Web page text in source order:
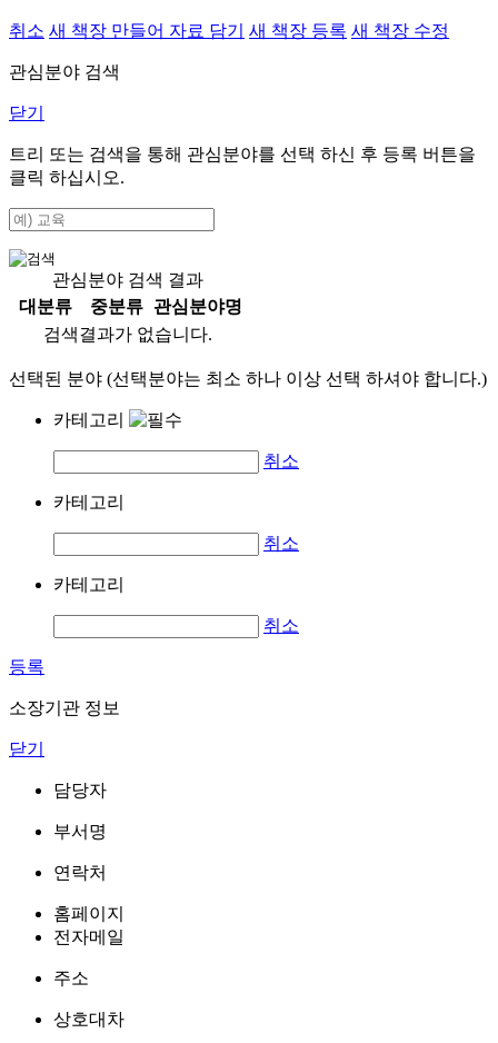
취소 새 책장 만들어 자료 담기 새 책장 등록 새 책장 수정
관심분야 검색
닫기
트리 또는 검색을 통해 관심분야를 선택 하신 후 등록 버튼을
클릭 하십시오.
관심분야 검색 결과
대분류
중분류
관심분야명
검색결과가 없습니다.
선택된 분야 (선택분야는 최소 하나 이상 선택 하셔야 합니다.)
카테고리
취소
카테고리
취소
카테고리
취소
등록
소장기관 정보
닫기
담당자
부서명
연락처
홈페이지
전자메일
주소
상호대차